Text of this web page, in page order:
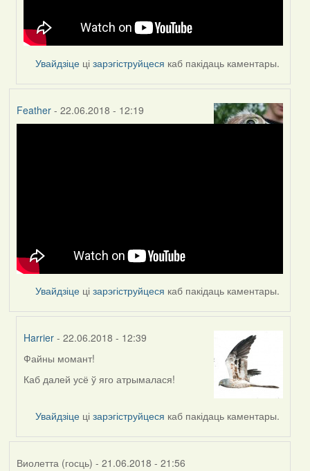
Увайдзіце цізарэгіструйцеся каб пакідаць каментары.
Feather- 22.06.2018 - 12:19
Увайдзіце цізарэгіструйцеся каб пакідаць каментары.
Harrier - 22.06.2018 - 12:39
In
reply
Feather
Файны момант!
Каб далей усё ў яго атрымалася!
Увайдзіце цізарэгіструйцеся каб пакідаць каментары.
Виолетта (госць) - 21.06.2018 - 21:56